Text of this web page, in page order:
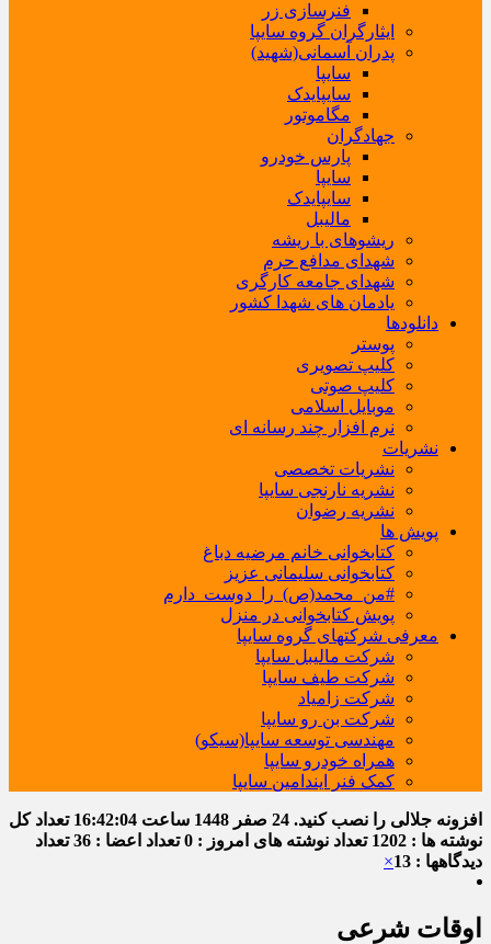
فنرسازی زر
ایثارگران گروه سایپا
پدران آسمانی(شهید)
سایپا
سایپایدک
مگاموتور
جهادگران
پارس خودرو
سایپا
سایپایدک
مالیبل
ریشوهای با ریشه
شهدای مدافع حرم
شهدای جامعه کارگری
یادمان های شهدا کشور
دانلودها
پوستر
کلیپ تصویری
کلیپ صوتی
موبایل اسلامی
نرم افزار چند رسانه ای
نشریات
نشریات تخصصی
نشریه نارنجی سایپا
نشریه رضوان
پویش ها
کتابخوانی خانم مرضیه دباغ
کتابخوانی سلیمانی عزیز
#من_محمد(ص)_را_دوست_دارم
پویش کتابخوانی در منزل
معرفی شرکتهای گروه سایپا
شرکت مالیبل سایپا
شرکت طیف سایپا
شرکت زامیاد
شرکت بن رو سایپا
مهندسی توسعه سایپا(سیکو)
همراه خودرو سایپا
کمک فنر ایندامین سایپا
افزونه جلالی را نصب کنید. 24 صفر 1448 ساعت 16:42:04 تعداد کل
نوشته ها : 1202
تعداد نوشته های امروز : 0 تعداد اعضا : 36
تعداد
دیدگاهها : 13
×
اوقات شرعی